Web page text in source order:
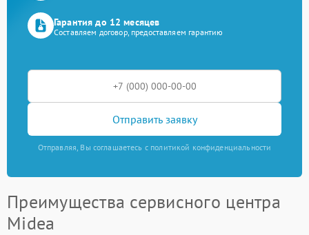
Гарантия до 12 месяцев
Составляем договор, предоставляем гарантию
Отправить заявку
Отправляя, Вы соглашаетесь с политикой конфиденциальности
Преимущества сервисного центра
Midea